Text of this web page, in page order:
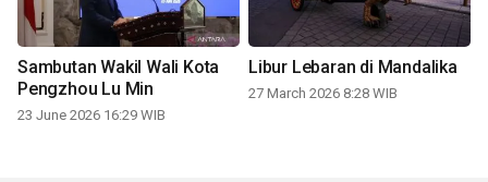
Sambutan Wakil Wali Kota
Pengzhou Lu Min
23 June 2026 16:29 WIB
Libur Lebaran di Mandalika
27 March 2026 8:28 WIB